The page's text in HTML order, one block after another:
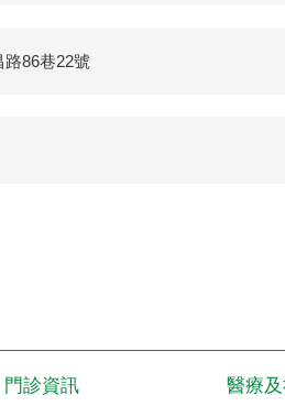
86巷22號
門診資訊 醫療